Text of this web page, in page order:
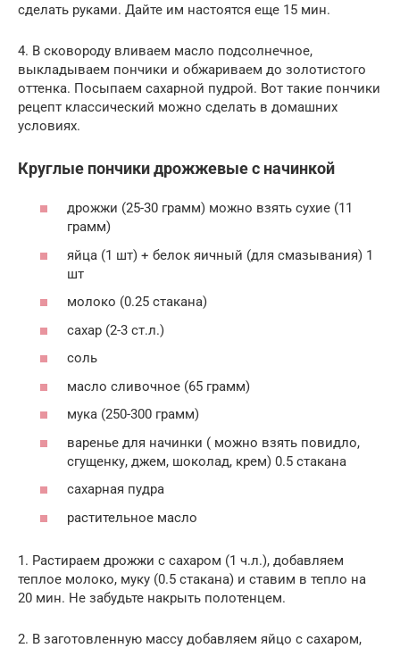
сделать руками. Дайте им настоятся еще 15 мин.
4. В сковороду вливаем масло подсолнечное,
выкладываем пончики и обжариваем до золотистого
оттенка. Посыпаем сахарной пудрой. Вот такие пончики
рецепт классический можно сделать в домашних
условиях.
Круглые пончики дрожжевые с начинкой
дрожжи (25-30 грамм) можно взять сухие (11
грамм)
яйца (1 шт) + белок яичный (для смазывания) 1
шт
молоко (0.25 стакана)
сахар (2-3 ст.л.)
соль
масло сливочное (65 грамм)
мука (250-300 грамм)
варенье для начинки ( можно взять повидло,
сгущенку, джем, шоколад, крем) 0.5 стакана
сахарная пудра
растительное масло
1. Растираем дрожжи с сахаром (1 ч.л.), добавляем
теплое молоко, муку (0.5 стакана) и ставим в тепло на
20 мин. Не забудьте накрыть полотенцем.
2. В заготовленную массу добавляем яйцо с сахаром,